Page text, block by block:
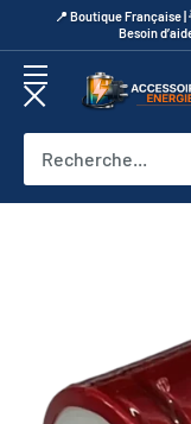
au
contenu
​📍​ Boutique Française |
Besoin
Accessoires